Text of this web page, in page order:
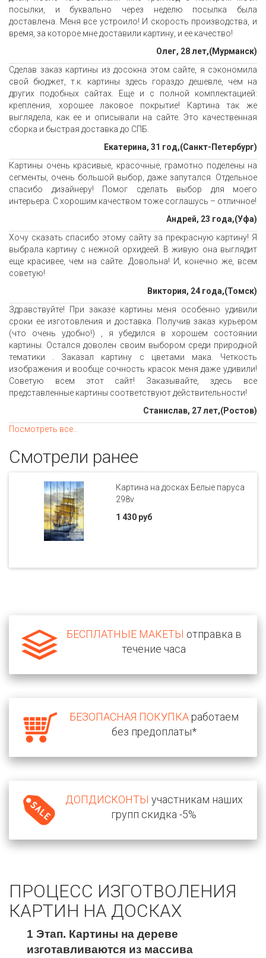
посылки, и буквально через неделю посылка была
доставлена. Меня все устроило! И скорость производства, и
время, за которое мне доставили картину, и ее качество!
Олег, 28 лет,(Мурманск)
Сделав заказ картины из досокна этом сайте, я сэкономила
свой бюджет, т.к. картины здесь гораздо дешевле, чем на
других подобных сайтах. Еще и с полной комплектацией:
крепления, хорошее лаковое покрытие! Картина так же
выглядела, как ее и описывали на сайте. Это качественная
сборка и быстрая доставка до СПБ.
Екатерина, 31 год,(Санкт-Петербург)
Картины очень красивые, красочные, грамотно поделены на
сегменты, очень большой выбор, даже запутался. Отдельное
спасибо дизайнеру! Помог сделать выбор для моего
интерьера. С хорошим качеством тоже соглашусь – отличное!
Андрей, 23 года,(Уфа)
Хочу сказать спасибо этому сайту за прекрасную картину! Я
выбрала картину с нежной орхидеей. В живую она выглядит
еще красивее, чем на сайте. Довольна! И, конечно же, всем
советую!
Виктория, 24 года,(Томск)
Здравствуйте! При заказе картины меня особенно удивили
сроки ее изготовления и доставка. Получив заказ курьером
(что очень удобно!) , я убедился в хорошем состоянии
картины. Остался доволен своим выбором среди природной
тематики . Заказал картину с цветами мака. Четкость
изображения и вообще сочность красок меня даже удивили!
Советую всем этот сайт! Заказывайте, здесь все
представленные картины соответствуют действительности!
Станислав, 27 лет,(Ростов)
Посмотреть все...
Смотрели ранее
Картина на досках Белые паруса
298v
1 430 руб
БЕСПЛАТНЫЕ МАКЕТЫ отправка в
течение часа
БЕЗОПАСНАЯ ПОКУПКАработаем
без предоплаты*
ДОПДИСКОНТЫ участникам наших
групп скидка -5%
ПРОЦЕСС ИЗГОТВОЛЕНИЯ
КАРТИН НА ДОСКАХ
1 Этап. Картины на дереве
изготавливаются из массива